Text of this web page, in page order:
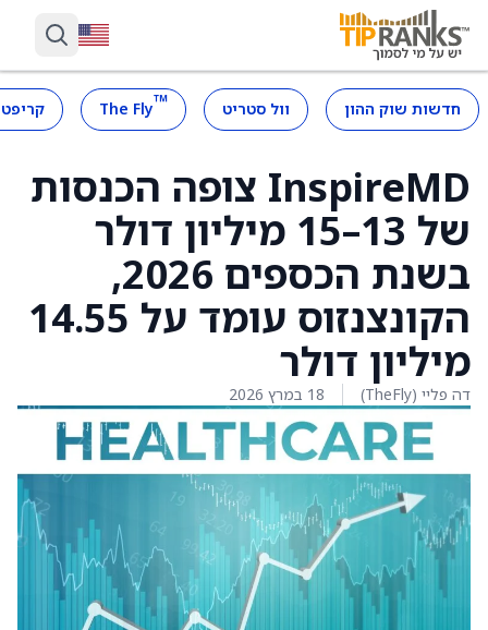
חדשות שוק ההון וול סטריט ™
The Fly
InspireMD צופה הכנסות
של 13–15 מיליון דולר
בשנת הכספים 2026,
הקונצנזוס עומד על 14.55
מיליון דולר
דה פליי (TheFly) 18 במרץ 2026